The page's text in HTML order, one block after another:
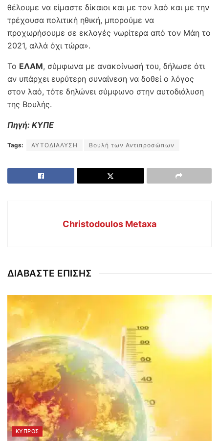
θέλουμε να είμαστε δίκαιοι και με τον λαό και με την
τρέχουσα πολιτική ηθική, μπορούμε να
προχωρήσουμε σε εκλογές νωρίτερα από τον Μάη το
2021, αλλά όχι τώρα».
Το ΕΛΑΜ, σύμφωνα με ανακοίνωσή του, δήλωσε ότι
αν υπάρχει ευρύτερη συναίνεση να δοθεί ο λόγος
στον λαό, τότε δηλώνει σύμφωνο στην αυτοδιάλυση
της Βουλής.
Πηγή: ΚΥΠΕ
Tags: ΑΥΤΟΔΙΑΛΥΣΗ Βουλή των Αντιπροσώπων
Christodoulos Metaxa
ΔΙΑΒΑΣΤΕ ΕΠΙΣΗΣ
ΚΥΠΡΟΣ